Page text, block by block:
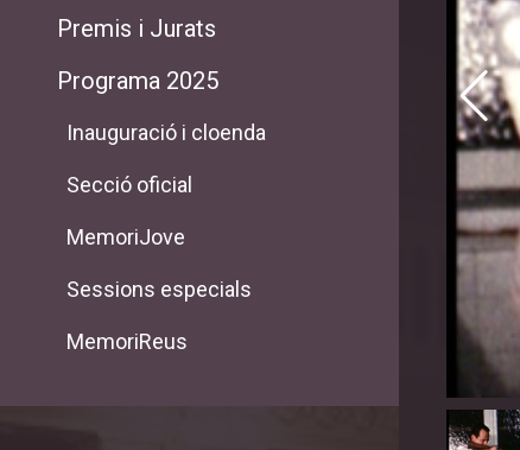
Premis i Jurats
Programa 2025
Inauguració i cloenda
Secció oficial
MemoriJove
Sessions especials
MemoriReus